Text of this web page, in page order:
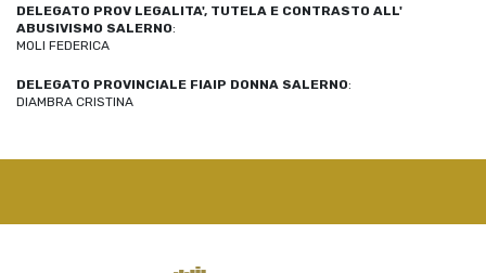
DELEGATO PROV LEGALITA', TUTELA E CONTRASTO ALL'
ABUSIVISMO SALERNO:
MOLI FEDERICA
DELEGATO PROVINCIALE FIAIP DONNA SALERNO:
DIAMBRA CRISTINA